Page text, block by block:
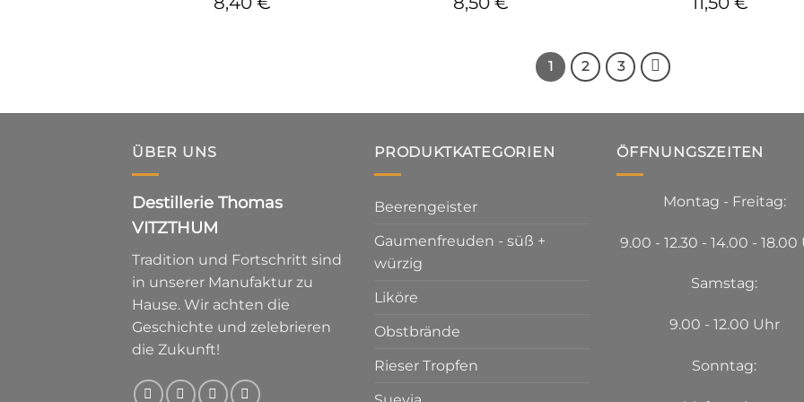
1 2 3
ÜBER UNS
Destillerie Thomas
VITZTHUM
Tradition und Fortschritt sind
in unserer Manufaktur zu
Hause. Wir achten die
Geschichte und zelebrieren
die Zukunft!
PRODUKTKATEGORIEN
Beerengeister
Gaumenfreuden - süß +
würzig
Liköre
Obstbrände
Rieser Tropfen
ÖFFNUNGSZEITEN
Montag - Freitag:
9.00 - 12.30 - 14.00 - 18.00
Samstag:
9.00 - 12.00 Uhr
Sonntag: